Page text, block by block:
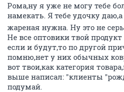
Рома,ну я уже не могу тебе
намекать. Я тебе удочку
жареная нужна. Ну это не
Не все оптовики твой
если и будут,то по другой
помню,нет у них обычных
вот твои,как категория
выше написал: "клиенты
подумай.